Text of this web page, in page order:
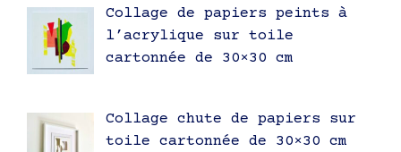
Collage de papiers peints à
l’acrylique sur toile
cartonnée de 30×30 cm
Collage chute de papiers sur
toile cartonnée de 30×30 cm